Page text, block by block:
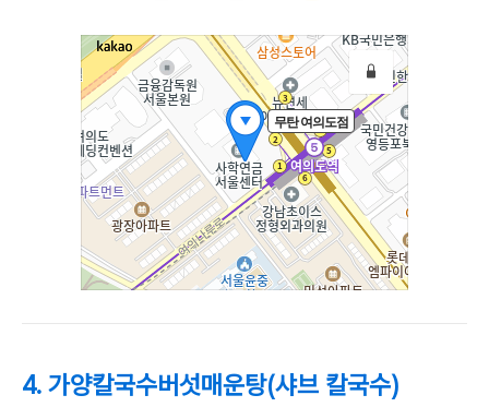
4. 가양칼국수버섯매운탕(샤브 칼국수)